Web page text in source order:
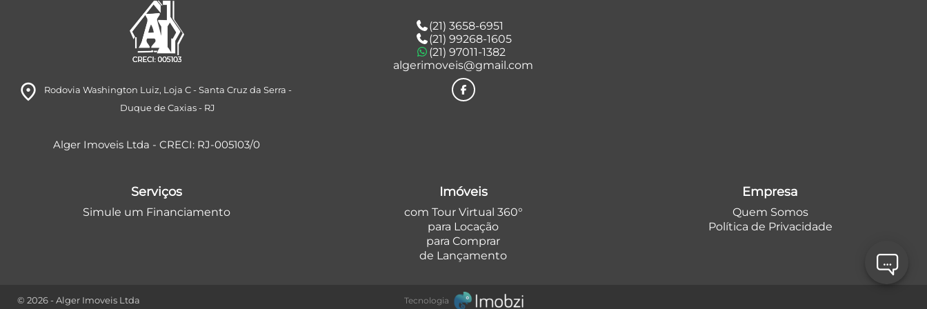
room Rodovia Washington Luiz, Loja C- Santa Cruz da Serra -
Duque de Caxias- RJ
Alger Imoveis Ltda - CRECI: RJ-005103/0
(21) 3658-6951
(21) 99268-1605
(21) 97011-1382
algerimoveis@gmail.com
Serviços
Simule um Financiamento
Imóveis
com Tour Virtual 360°
para Locação
para Comprar
de Lançamento
Empresa
Quem Somos
Política de Privacidade
© 2026 - Alger Imoveis Ltda Tecnologia